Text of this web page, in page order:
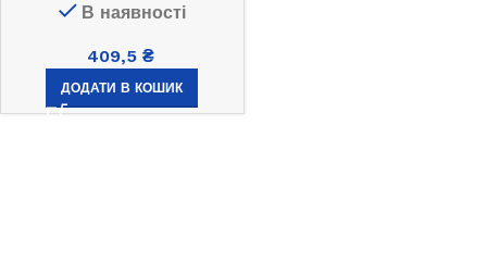
В наявності
409,5₴
ДОДАТИ В КОШИК